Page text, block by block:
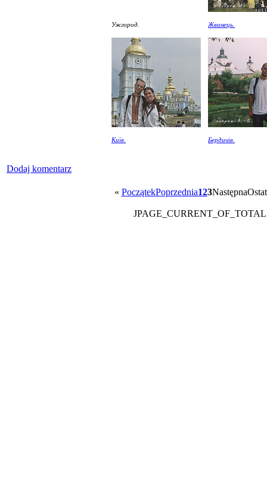
Ужгород. Жванець.
Київ. Бердичів.
Dodaj komentarz
« PoczątekPoprzednia123Następna
JPAGE_CURRENT_OF_TOTAL